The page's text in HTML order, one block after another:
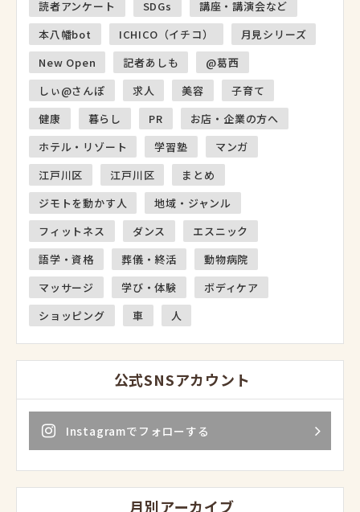
読者アンケート
SDGs
講座・講演会など
本八幡bot
ICHICO（イチコ）
月見シリーズ
New Open
記者あしも
@葛西
しぃ@さんぽ
求人 美容
子育て
健康
暮らし PR
お店・企業の方へ
ホテル・リゾート
学習塾
マンガ
江戸川区
江戸川区
まとめ
ジモトを動かす人
地域・ジャンル
フィットネス
ダンス
エスニック
語学・資格
葬儀・終活
動物病院
マッサージ
学び・体験
ボディケア
ショッピング
車 人
公式SNSアカウント
Instagramでフォローする
月別アーカイブ